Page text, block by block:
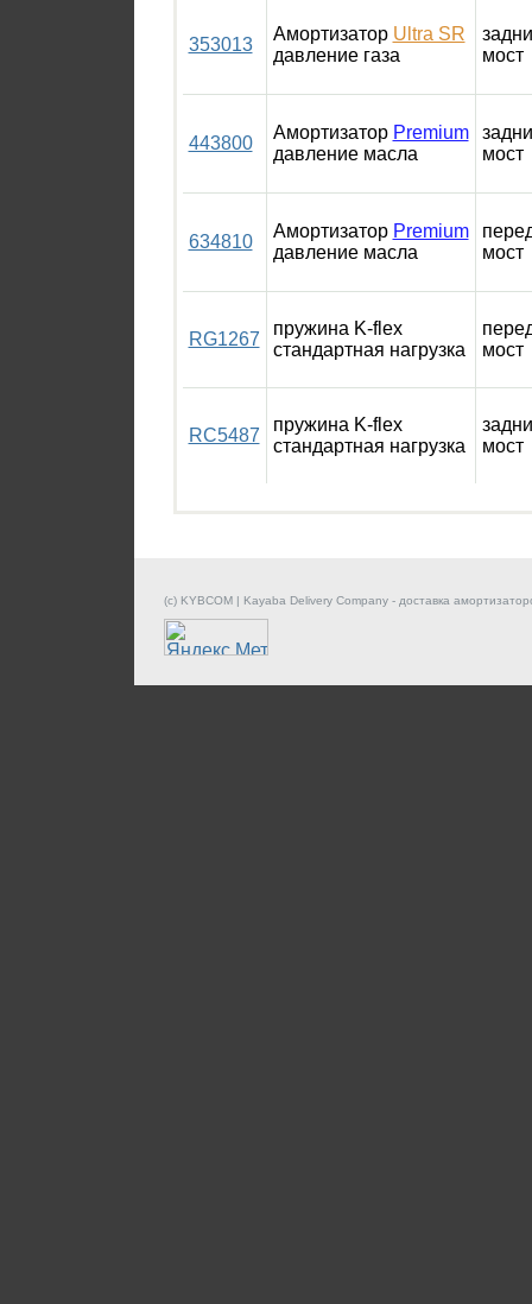
353013
Амортизатор Ultra SR
давление газа
мост
443800
Амортизатор Premium
давление масла
мост
634810
Амортизатор Premium
давление масла
мост
RG1267
пружина K-flex
стандартная нагрузка
мост
RC5487
пружина K-flex
стандартная нагрузка
мост
(c) KYBCOM | Kayaba Delivery Company - доставка